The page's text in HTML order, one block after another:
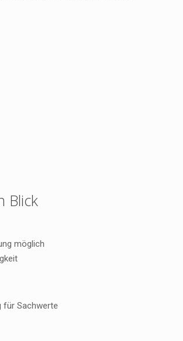
Blick
möglich
für Sachwerte